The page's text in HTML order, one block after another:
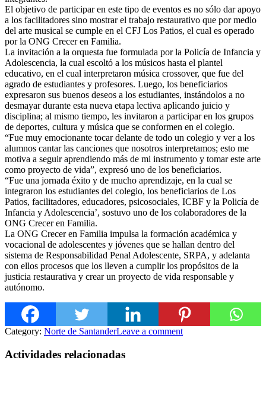
El objetivo de participar en este tipo de eventos es no sólo dar apoyo
a los facilitadores sino mostrar el trabajo restaurativo que por medio
del arte musical se cumple en el CFJ Los Patios, el cual es operado
por la ONG Crecer en Familia.
La invitación a la orquesta fue formulada por la Policía de Infancia y
Adolescencia, la cual escoltó a los músicos hasta el plantel
educativo, en el cual interpretaron música crossover, que fue del
agrado de estudiantes y profesores. Luego, los beneficiarios
expresaron sus buenos deseos a los estudiantes, instándolos a no
desmayar durante esta nueva etapa lectiva aplicando juicio y
disciplina; al mismo tiempo, les invitaron a participar en los grupos
de deportes, cultura y música que se conformen en el colegio.
“Fue muy emocionante tocar delante de todo un colegio y ver a los
alumnos cantar las canciones que nosotros interpretamos; esto me
motiva a seguir aprendiendo más de mi instrumento y tomar este arte
como proyecto de vida”, expresó uno de los beneficiarios.
“Fue una jornada éxito y de mucho aprendizaje, en la cual se
integraron los estudiantes del colegio, los beneficiarios de Los
Patios, facilitadores, educadores, psicosociales, ICBF y la Policía de
Infancia y Adolescencia’, sostuvo uno de los colaboradores de la
ONG Crecer en Familia.
La ONG Crecer en Familia impulsa la formación académica y
vocacional de adolescentes y jóvenes que se hallan dentro del
sistema de Responsabilidad Penal Adolescente, SRPA, y adelanta
con ellos procesos que los lleven a cumplir los propósitos de la
justicia restaurativa y crear un proyecto de vida responsable y
autónomo.
Category: Norte de SantanderLeave a comment
Actividades relacionadas